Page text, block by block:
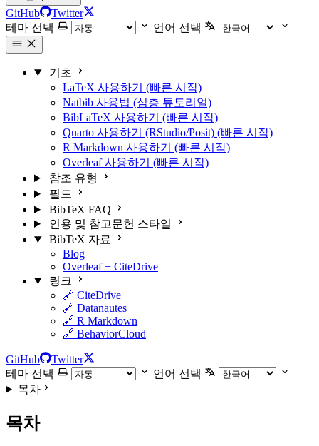
GitHub
Twitter
테마 선택
언어 선택
기초
LaTeX 사용하기 (빠른 시작)
Natbib 사용법 (심층 튜토리얼)
BibLaTeX 사용하기 (빠른 시작)
Quarto 사용하기 (RStudio/Posit) (빠른 시작)
R Markdown 사용하기 (빠른 시작)
Overleaf 사용하기 (빠른 시작)
참조 유형
필드
BibTeX FAQ
인용 및 참고문헌 스타일
BibTeX 자료
Blog
Overleaf + CiteDrive
링크
🔗 CiteDrive
🔗 Datanautes
🔗 R Markdown
🔗 BehaviorCloud
GitHub
Twitter
테마 선택
언어 선택
목차
목차